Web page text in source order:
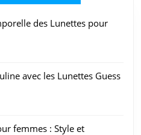
des Lunettes pour
avec les Lunettes Guess
femmes : Style et